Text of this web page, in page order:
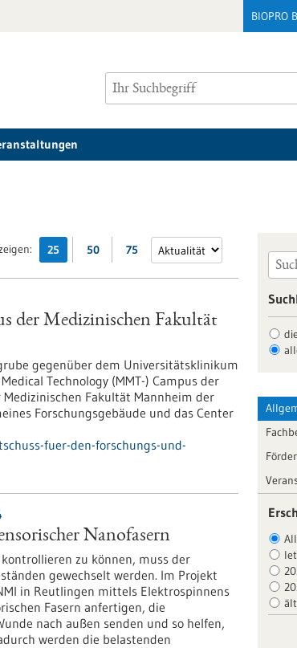
BIOPRO
25 50 75
der Medizinischen Fakultät
gegenüber dem Universitätsklinikum
Technology (MMT-) Campus der
Fakultät Mannheim der
Forschungsgebäude und das Center
fuer-den-forschungs-und-
Nanofasern
zu können, muss der
gewechselt werden. Im Projekt
in Reutlingen mittels Elektrospinnens
Fasern anfertigen, die
nach außen senden und so helfen,
werden die belastenden